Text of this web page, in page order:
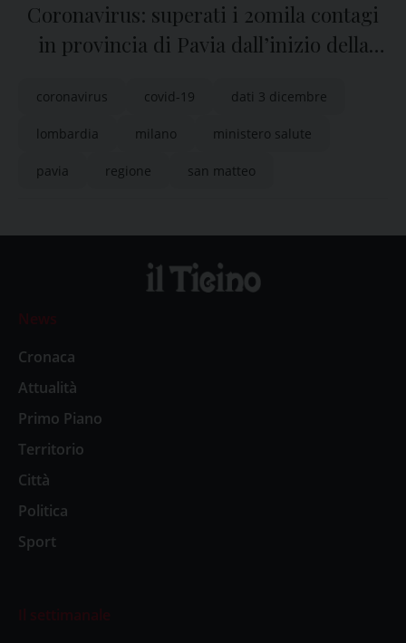
Coronavirus: superati i 20mila contagi
in provincia di Pavia dall’inizio della
coronavirus covid-19 dati 3 dicembre
lombardia milano ministero salute
pavia regione san matteo
News
Cronaca
Attualità
Primo Piano
Territorio
Città
Politica
Sport
Il settimanale